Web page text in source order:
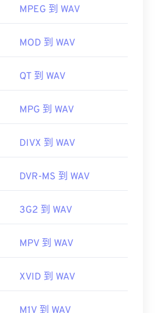
流媒体播放。
程序来打开和播放 WAV 文
质量更高，适合导入音乐编
文件在该程序上运行良好。
IBM
wiki/WAV
MPEG 到 WAV
MOD 到 WAV
QT 到 WAV
MPG 到 WAV
DIVX 到 WAV
DVR-MS 到 WAV
3G2 到 WAV
MPV 到 WAV
XVID 到 WAV